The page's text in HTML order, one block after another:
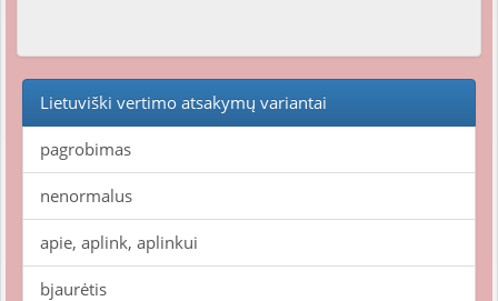
Lietuviški vertimo atsakymų variantai
pagrobimas
nenormalus
apie, aplink, aplinkui
bjaurėtis